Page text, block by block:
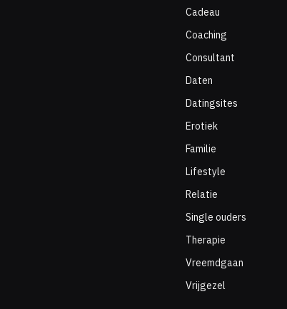
Cadeau
Coaching
Consultant
Daten
Datingsites
Erotiek
Familie
Lifestyle
Relatie
Single ouders
Therapie
Vreemdgaan
Vrijgezel